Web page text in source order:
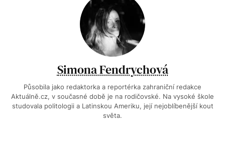
Simona Fendrychová
Působila jako redaktorka a reportérka zahraniční redakce
Aktuálně.cz, v současné době je na rodičovské. Na vysoké škole
studovala politologii a Latinskou Ameriku, její nejoblíbenější kout
světa.